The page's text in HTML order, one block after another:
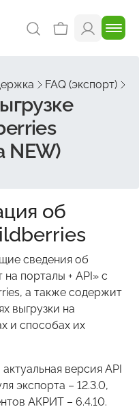
FAQ (экспорт)
NEW)
об
сведения об
порталы + API» с
а также содержит
выгрузки на
и способах их
версия API
экспорта – 12.3.0,
АКРИТ – 6.4.10.